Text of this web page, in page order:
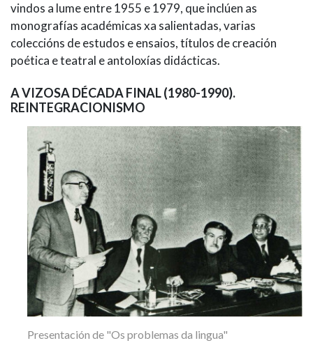
vindos a lume entre 1955 e 1979, que inclúen as
monografías académicas xa salientadas, varias
coleccións de estudos e ensaios, títulos de creación
poética e teatral e antoloxías didácticas.
A VIZOSA DÉCADA FINAL (1980-1990).
REINTEGRACIONISMO
Presentación de "Os problemas da lingua"